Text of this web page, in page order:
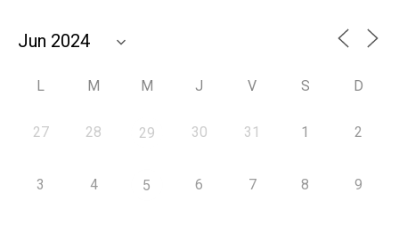
L M M J V S D
27 28 29 30 31 1 2
3 4 5 6 7 8 9